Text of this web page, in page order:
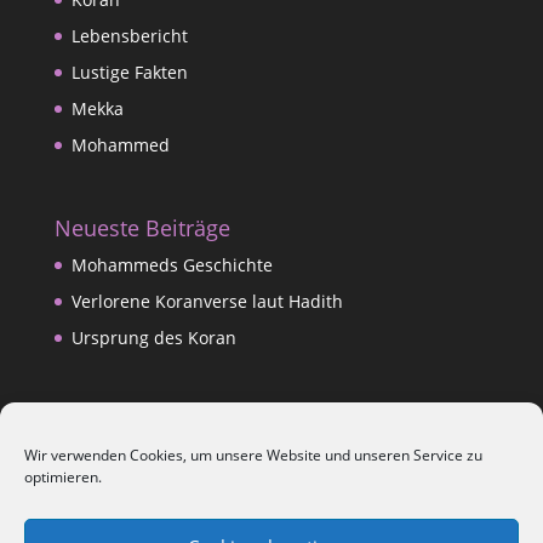
Wir verwenden Cookies, um unsere Website und unseren Service zu
optimieren.
Lebensbericht
Lustige Fakten
Mekka
Mohammed
Neueste Beiträge
Mohammeds Geschichte
Verlorene Koranverse laut Hadith
Ursprung des Koran
Impressum
Kontakt